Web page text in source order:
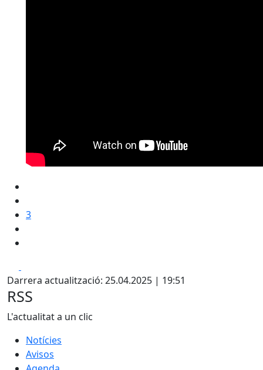
3
Darrera actualització: 25.04.2025 | 19:51
RSS
L'actualitat a un clic
Notícies
Avisos